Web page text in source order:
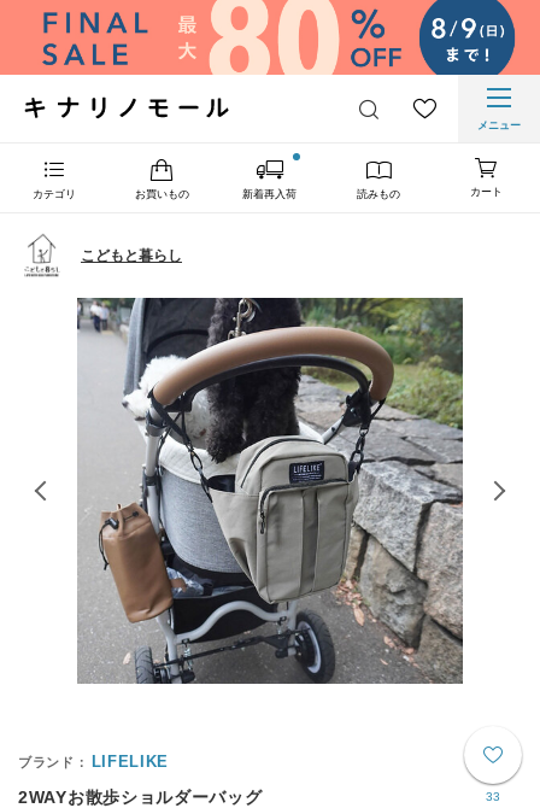
メニュー
カテゴリ お買いもの 新着再入荷 読みもの カート
こどもと暮らし
33
LIFELIKE
2WAYお散歩ショルダーバッグ